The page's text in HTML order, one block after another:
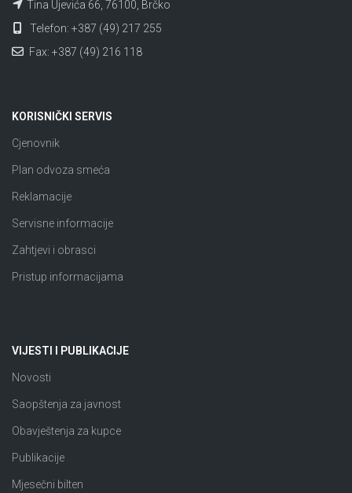
Tina Ujevića 66, 76100, Brčko
Telefon: +387 (49) 217 255
Fax: +387 (49) 216 118
KORISNIČKI SERVIS
Cjenovnik
Plan odvoza smeća
Reklamacije
Servisne informacije
Zahtjevi i obrasci
Pristup informacijama
VIJESTI I PUBLIKACIJE
Novosti
Saopštenja za javnost
Obavještenja za kupce
Publikacije
Mjesečni bilten